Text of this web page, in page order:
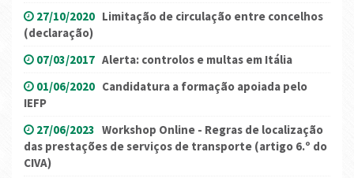
27/10/2020 Limitação de circulação entre concelhos
(declaração)
07/03/2017 Alerta: controlos e multas em Itália
01/06/2020 Candidatura a formação apoiada pelo
IEFP
27/06/2023 Workshop Online - Regras de localização
das prestações de serviços de transporte (artigo 6.º do
CIVA)